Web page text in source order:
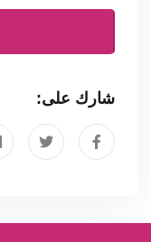
شارك على: